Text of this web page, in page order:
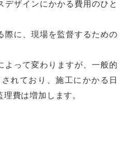
ザインにかかる費用のひと
際に、現場を監督するための
よって変わりますが、一般的
れており、施工にかかる日
費は増加します。